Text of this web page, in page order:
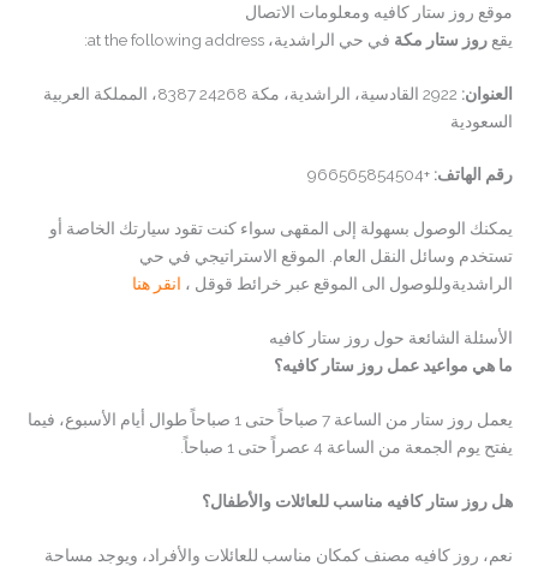
موقع روز ستار كافيه ومعلومات الاتصال
يقعروز ستار مكة في حي الراشدية، at the following address:
العنوان:
2922 القادسية، الراشدية، مكة 24268 8387، المملكة العربية
السعودية
رقم الهاتف: +966565854504
يمكنك الوصول بسهولة إلى المقهى سواء كنت تقود سيارتك الخاصة أو
تستخدم وسائل النقل العام. الموقع الاستراتيجي في حي
الراشديةوللوصول الى الموقع عبر خرائط قوقل ، انقر هنا
الأسئلة الشائعة حول روز ستار كافيه
ما هي مواعيد عمل روز ستار كافيه؟
يعمل روز ستار من الساعة 7 صباحاً حتى 1 صباحاً طوال أيام الأسبوع، فيما
يفتح يوم الجمعة من الساعة 4 عصراً حتى 1 صباحاً.
هل روز ستار كافيه مناسب للعائلات والأطفال؟
نعم، روز كافيه مصنف كمكان مناسب للعائلات والأفراد، ويوجد مساحة